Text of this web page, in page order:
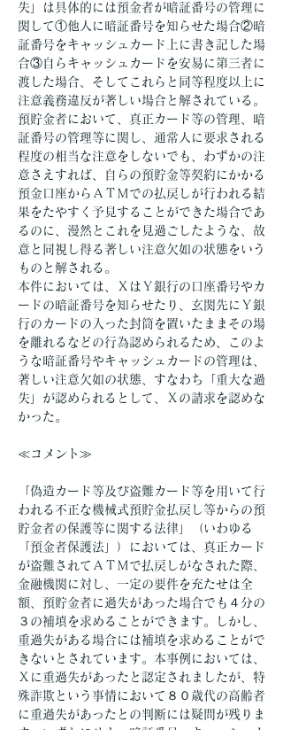
失」は具体的には預金者が暗証番号の管理に
関して①他人に暗証番号を知らせた場合②暗
証番号をキャッシュカード上に書き記した場
合③自らキャッシュカードを安易に第三者に
渡した場合、そしてこれらと同等程度以上に
注意義務違反が著しい場合と解されている。
預貯金者において、真正カード等の管理、暗
証番号の管理等に関し、通常人に要求される
程度の相当な注意をしないでも、わずかの注
意さえすれば、自らの預貯金等契約にかかる
預金口座からＡＴＭでの払戻しが行われる結
果をたやすく予見することができた場合であ
るのに、漫然とこれを見過ごしたような、故
意と同視し得る著しい注意欠如の状態をいう
ものと解される。
本件においては、ＸはＹ銀行の口座番号やカ
ードの暗証番号を知らせたり、玄関先にＹ銀
行のカードの入った封筒を置いたままその場
を離れるなどの行為認められるため、このよ
うな暗証番号やキャッシュカードの管理は、
著しい注意欠如の状態、すなわち「重大な過
失」が認められるとして、Ｘの請求を認めな
かった。
≪コメント≫
「偽造カード等及び盗難カード等を用いて行
われる不正な機械式預貯金払戻し等からの預
貯金者の保護等に関する法律」（いわゆる
「預金者保護法」）においては、真正カード
が盗難されてＡＴＭで払戻しがなされた際、
金融機関に対し、一定の要件を充たせは全
額、預貯金者に過失があった場合でも４分の
３の補填を求めることができます。しかし、
重過失がある場合には補填を求めることがで
きないとされています。本事例においては、
Ｘに重過失があったと認定されましたが、特
殊詐欺という事情において８０歳代の高齢者
に重過失があったとの判断には疑問が残りま